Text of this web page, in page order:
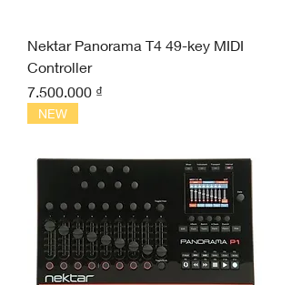
Nektar Panorama T4 49-key MIDI
Controller
Giá
7.500.000 ₫
NEW